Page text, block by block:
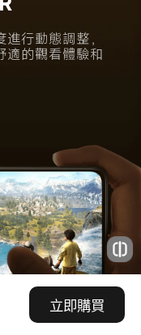
立即購買
鮮豔生動的影
跨裝置呈現一